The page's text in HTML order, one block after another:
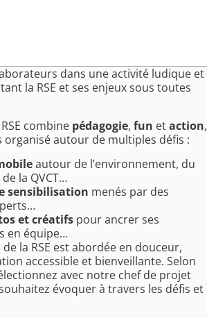
dans une activité ludique et
la RSE et ses enjeux sous toutes
combine pédagogie, fun etaction,
organisé autour de multiples défis :
autour de l’environnement, du
la QVCT…
sensibilisation menés par des
et créatifs pour ancrer ses
en équipe…
la RSE est abordée en douceur,
accessible et bienveillante. Selon
avec notre chef de projet
évoquer à travers les défis et